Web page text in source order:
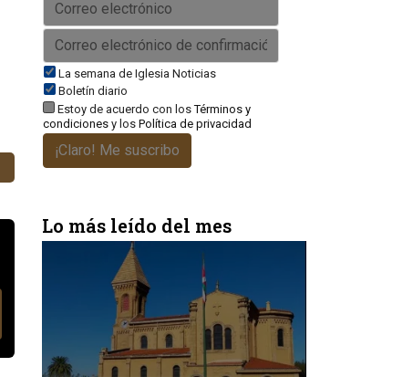
La semana de Iglesia Noticias
Boletín diario
Estoy de acuerdo con losTérminos y
condiciones y los Política de privacidad
¡Claro! Me suscribo
Lo más leído del mes